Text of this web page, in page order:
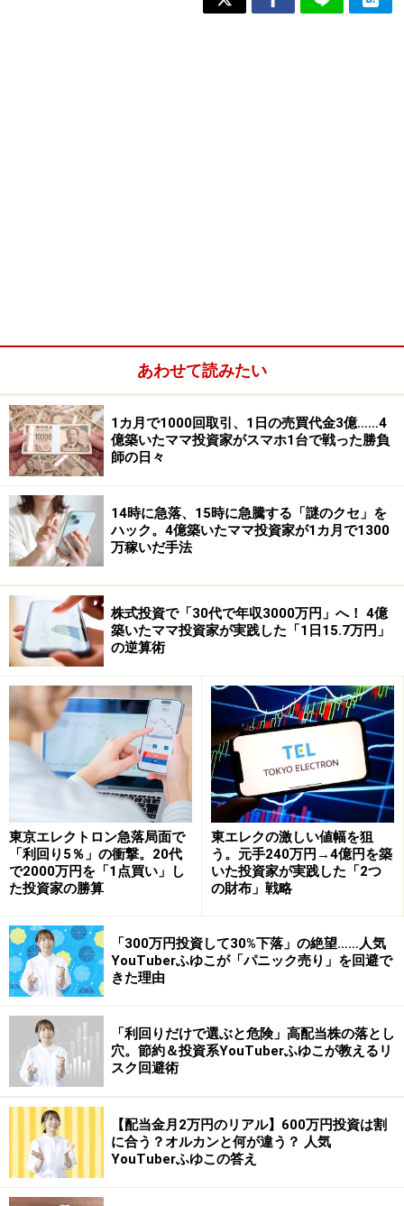
あわせて読みたい
1カ月で1000回取引、1日の売買代金3億……4
億築いたママ投資家がスマホ1台で戦った勝負
師の日々
14時に急落、15時に急騰する「謎のクセ」を
ハック。4億築いたママ投資家が1カ月で1300
万稼いだ手法
株式投資で「30代で年収3000万円」へ！ 4億
築いたママ投資家が実践した「1日15.7万円」
の逆算術
東京エレクトロン急落局面で
「利回り5％」の衝撃。20代
で2000万円を「1点買い」し
た投資家の勝算
東エレクの激しい値幅を狙
う。元手240万円→4億円を築
いた投資家が実践した「2つ
の財布」戦略
「300万円投資して30%下落」の絶望……人気
YouTuberふゆこが「パニック売り」を回避で
きた理由
「利回りだけで選ぶと危険」高配当株の落とし
穴。節約＆投資系YouTuberふゆこが教えるリ
スク回避術
【配当金月2万円のリアル】600万円投資は割
に合う？オルカンと何が違う？ 人気
YouTuberふゆこの答え